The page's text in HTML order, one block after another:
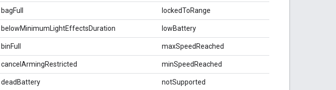
bagFull lockedToRange
belowMinimumLightEffectsDuration lowBattery
binFull maxSpeedReached
cancelArmingRestricted minSpeedReached
deadBattery notSupported